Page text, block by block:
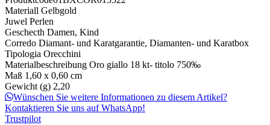
Materiall Gelbgold
Juwel Perlen
Geschecth Damen, Kind
Corredo Diamant- und Karatgarantie, Diamanten- und Karatbox
Tipologia Orecchini
Materialbeschreibung Oro giallo 18 kt- titolo 750‰
Maß 1,60 x 0,60 cm
Gewicht (g) 2,20
Wünschen Sie weitere Informationen zu diesem Artikel?
Kontaktieren Sie uns auf WhatsApp!
Trustpilot